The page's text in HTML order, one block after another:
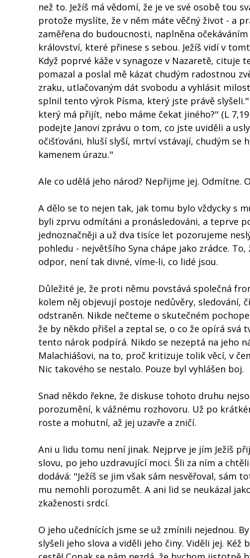
než to. Ježíš má vědomí, že je ve své osobě tou
protože myslíte, že v něm máte věčný život - a
zaměřena do budoucnosti, naplněna
království, které přinese s sebou. Ježíš vidí v
Když poprvé káže v synagoze v Nazaretě,
pomazal a poslal mě kázat chudým radostnou
zraku, utlačovaným dát svobodu a vyhlásit
splnil tento výrok Písma, který jste právě
který má přijít, nebo máme čekat jiného?" (L
podejte Janovi zprávu o tom, co jste uviděli a
očišťováni, hluší slyší, mrtví vstávají, chudým se
kamenem úrazu."
Ale co udělá jeho národ? Nepřijme jej. Odmítne.
A dělo se to nejen tak, jak tomu bylo vždycky s
byli zprvu odmítáni a pronásledováni, a teprve
jednoznačněji a už dva tisíce let pozorujeme
pohledu - největšího Syna chápe jako zrádce.
odpor, není tak divné, víme-li, co lidé jsou.
Důležité je, že proti němu povstává společná
kolem něj objevují postoje nedůvěry, sledování,
odstraněn. Nikde nečteme o skutečném
že by někdo přišel a zeptal se, o co že opírá svá
tento nárok podpírá. Nikdo se nezeptá na jeho
Malachiášovi, na to, proč kritizuje tolik věcí, v
Nic takového se nestalo. Pouze byl vyhlášen boj.
Snad někdo řekne, že diskuse tohoto druhu
porozumění, k vážnému rozhovoru. Už po
roste a mohutní, až jej uzavře a zničí.
Ani u lidu tomu není jinak. Nejprve je jím Ježíš
slovu, po jeho uzdravující moci. Šli za ním a
dodává: "Ježíš se jim však sám nesvěřoval, sám
mu nemohli porozumět. A ani lid se neukázal
zkaženosti srdcí.
O jeho učednících jsme se už zmínili nejednou.
slyšeli jeho slova a viděli jeho činy. Viděli jej.